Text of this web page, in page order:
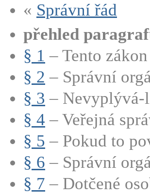
« Správní řád
přehled
§ 1 – Tento
§ 2 – Správní
§ 3 – Nevyplývá-
§ 4 – Veřejná
§ 5 – Pokud to
§ 6 – Správní
§ 7 – Dotčené